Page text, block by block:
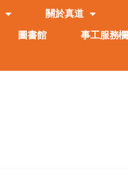
關於真道
圖書館 事工服務欄